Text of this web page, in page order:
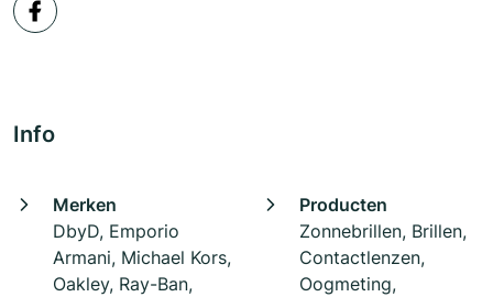
Info
Merken
DbyD, Emporio
Armani, Michael Kors,
Oakley, Ray-Ban,
Producten
Zonnebrillen, Brillen,
Contactlenzen,
Oogmeting,